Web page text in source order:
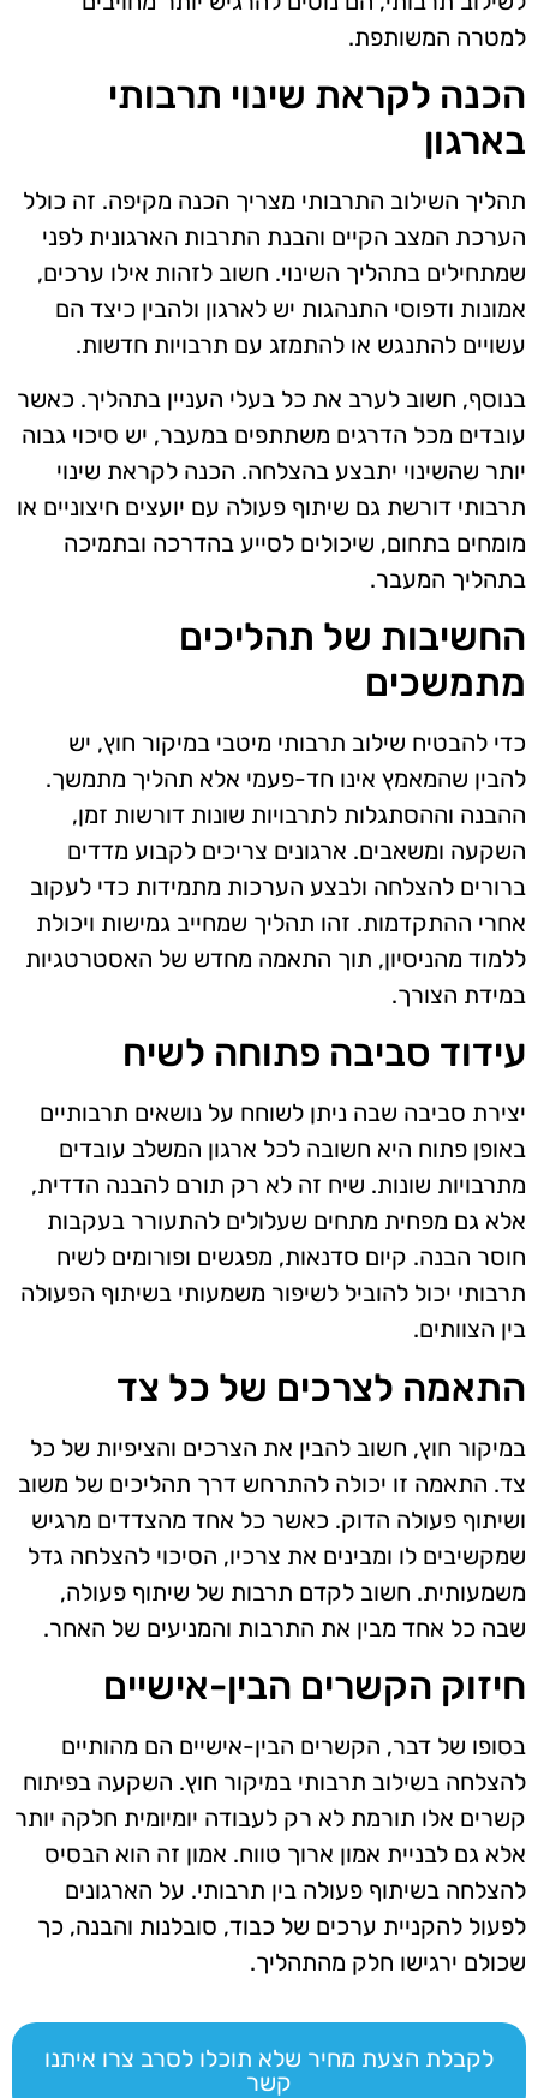
למטרה המשותפת.
הכנה לקראת שינוי תרבותי
בארגון
תהליך השילוב התרבותי מצריך הכנה מקיפה. זה כולל
הערכת המצב הקיים והבנת התרבות הארגונית לפני
שמתחילים בתהליך השינוי. חשוב לזהות אילו ערכים,
אמונות ודפוסי התנהגות יש לארגון ולהבין כיצד הם
עשויים להתנגש או להתמזג עם תרבויות חדשות.
בנוסף, חשוב לערב את כל בעלי העניין בתהליך. כאשר
עובדים מכל הדרגים משתתפים במעבר, יש סיכוי גבוה
יותר שהשינוי יתבצע בהצלחה. הכנה לקראת שינוי
תרבותי דורשת גם שיתוף פעולה עם יועצים חיצוניים או
מומחים בתחום, שיכולים לסייע בהדרכה ובתמיכה
בתהליך המעבר.
החשיבות של תהליכים
מתמשכים
כדי להבטיח שילוב תרבותי מיטבי במיקור חוץ, יש
להבין שהמאמץ אינו חד-פעמי אלא תהליך מתמשך.
ההבנה וההסתגלות לתרבויות שונות דורשות זמן,
השקעה ומשאבים. ארגונים צריכים לקבוע מדדים
ברורים להצלחה ולבצע הערכות מתמידות כדי לעקוב
אחרי ההתקדמות. זהו תהליך שמחייב גמישות ויכולת
ללמוד מהניסיון, תוך התאמה מחדש של האסטרטגיות
במידת הצורך.
עידוד סביבה פתוחה לשיח
יצירת סביבה שבה ניתן לשוחח על נושאים תרבותיים
באופן פתוח היא חשובה לכל ארגון המשלב עובדים
מתרבויות שונות. שיח זה לא רק תורם להבנה הדדית,
אלא גם מפחית מתחים שעלולים להתעורר בעקבות
חוסר הבנה. קיום סדנאות, מפגשים ופורומים לשיח
תרבותי יכול להוביל לשיפור משמעותי בשיתוף הפעולה
בין הצוותים.
התאמה לצרכים של כל צד
במיקור חוץ, חשוב להבין את הצרכים והציפיות של כל
צד. התאמה זו יכולה להתרחש דרך תהליכים של משוב
ושיתוף פעולה הדוק. כאשר כל אחד מהצדדים מרגיש
שמקשיבים לו ומבינים את צרכיו, הסיכוי להצלחה גדל
משמעותית. חשוב לקדם תרבות של שיתוף פעולה,
שבה כל אחד מבין את התרבות והמניעים של האחר.
חיזוק הקשרים הבין-אישיים
בסופו של דבר, הקשרים הבין-אישיים הם מהותיים
להצלחה בשילוב תרבותי במיקור חוץ. השקעה בפיתוח
קשרים אלו תורמת לא רק לעבודה יומיומית חלקה יותר
אלא גם לבניית אמון ארוך טווח. אמון זה הוא הבסיס
להצלחה בשיתוף פעולה בין תרבותי. על הארגונים
לפעול להקניית ערכים של כבוד, סובלנות והבנה, כך
שכולם ירגישו חלק מהתהליך.
לקבלת הצעת מחיר שלא תוכלו לסרב צרו איתנו
קשר